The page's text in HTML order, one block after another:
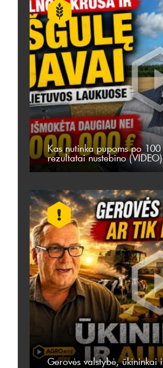
Kas nutinka pupoms po
rezultatai nustebino (VIDEO)
Gerovės valstybė, ūkininkai